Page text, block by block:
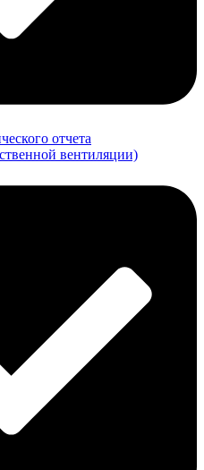
отчета
вентиляции)